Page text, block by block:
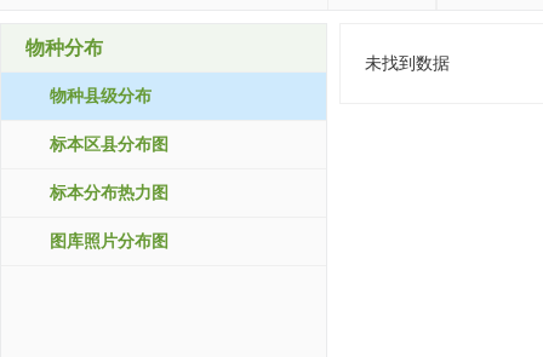
物种分布
物种县级分布
标本区县分布图
标本分布热力图
图库照片分布图
未找到数据